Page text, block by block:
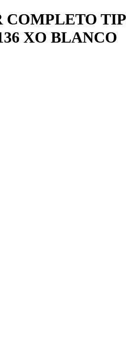
COMPLETO
XO BLANCO